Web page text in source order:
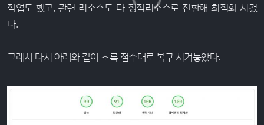
작업도 했고, 관련 리소스도 다 정적리소스로 전환해 최적화 시켰
다.
그래서 다시 아래와 같이 초록 점수대로 복구 시켜놓았다.